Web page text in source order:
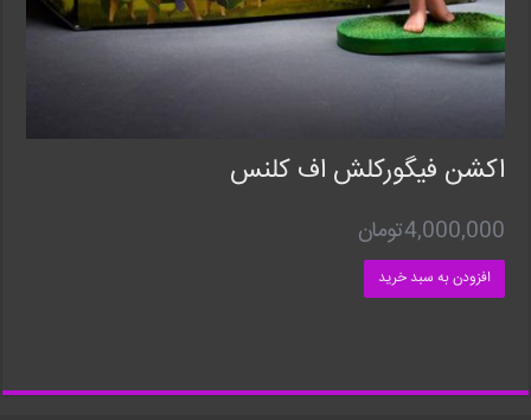
اکشن فیگورکلش اف کلنس
4,000,000تومان
افزودن به سبد خرید